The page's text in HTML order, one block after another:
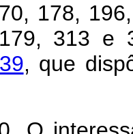
178,
313
, que